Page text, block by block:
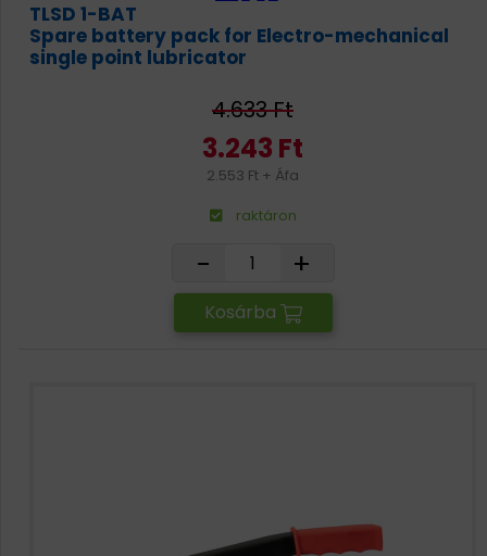
TLSD 1-BAT
Spare battery pack for Electro-mechanical
single point lubricator
4.633 Ft
3.243 Ft
2.553 Ft + Áfa
raktáron
- +
Kosárba